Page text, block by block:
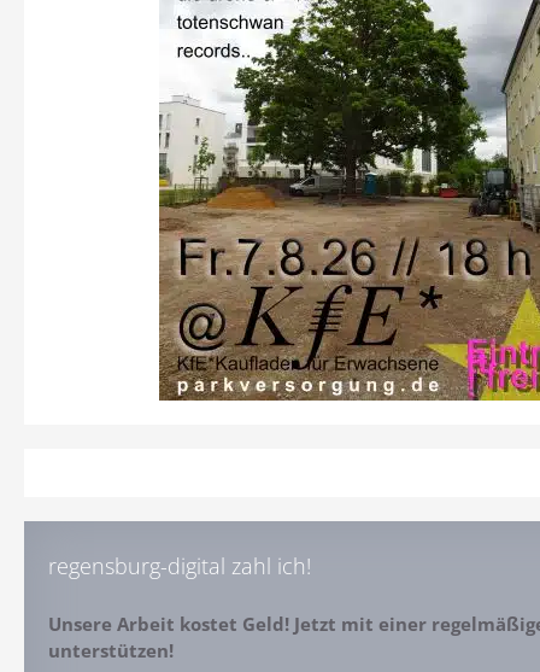
regensburg-digital zahl ich!
Unsere Arbeit kostet Geld! Jetzt mit einer
unterstützen!